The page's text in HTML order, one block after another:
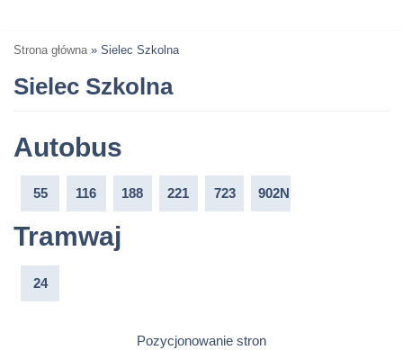
Strona główna » Sielec Szkolna
Sielec Szkolna
Autobus
55 116 188 221 723 902N
Tramwaj
24
Pozycjonowanie stron